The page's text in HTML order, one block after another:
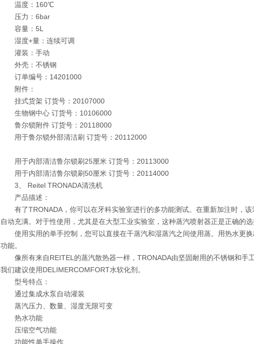
温度：160℃
压力：6bar
容量：5L
湿度+量：连续可调
灌装：手动
外壳：不锈钢
订单编号：14201000
附件：
挂式货架 订货号：20107000
生物钢中心 订货号：10106000
鲁尔锁附件 订货号：20118000
用于鲁尔锁外部清洁刷 订货号：20112000
用于内部清洁鲁尔锁刷25厘米 订货号：20113000
用于内部清洁鲁尔锁刷50厘米 订货号：20114000
3、 Reitel TRONADA清洗机
产品描述：
有了TRONADA，你可以在牙科实验室进行的多功能测试。在重新加注时，
自动充满。对于性使用，尤其是在大型工业实验室，这种蒸汽喷射器正是正确的
使用实用的单手控制，您可以直接在干蒸汽和湿蒸汽之间使用蒸。用热水更
功能。
像所有来自REITEL的蒸汽散热器一样，TRONADA由坚固耐用的不锈钢和
我们建议使用DELIMERCOMFORT水软化剂。
型号特点：
通过集成水泵自动灌装
蒸汽压力、数量、湿度无限可变
热水功能
压缩空气功能
功能性单手操作